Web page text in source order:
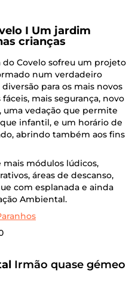
I Um jardim
crianças
Covelo sofreu um projeto
num verdadeiro
para os mais novos
mais segurança, novo
vedação que permite
infantil, e um horário de
abrindo também aos fins
módulos lúdicos,
áreas de descanso,
com esplanada e ainda
Ambiental.
Irmão quase gémeo